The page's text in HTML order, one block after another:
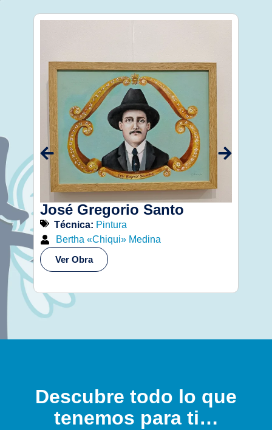
José Gregorio Santo
Técnica: Pintura
Bertha «Chiqui» Medina
Ver Obra
Descubre todo lo que
tenemos para ti…